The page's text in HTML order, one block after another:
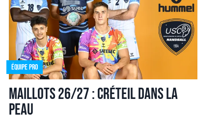
Équipe pro
Maillots 26/27 : Créteil dans la
peau